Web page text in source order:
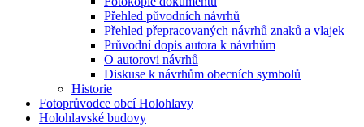
Přehled původních návrhů
Přehled přepracovaných návrhů znaků a vlajek
Průvodní dopis autora k návrhům
O autorovi návrhů
Diskuse k návrhům obecních symbolů
Historie
Fotoprůvodce obcí Holohlavy
Holohlavské budovy